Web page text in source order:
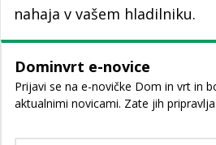
nahaja v vašem hladilniku.
Dominvrt e-novice
Prijavi se na e-novičke Dom in vrt in
aktualnimi novicami. Zate jih